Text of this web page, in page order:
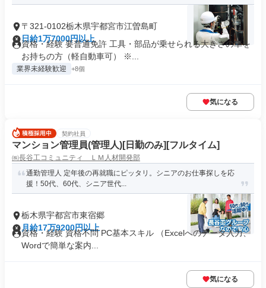
〒321-0102栃木県宇都宮市江曽島町
日給1万7000円以上
資格・経験 要普通免許 工具・部品が乗せられる大きさの車を
お持ちの方（軽自動車可） ※...
業界未経験歓迎 +8個
気になる
契約社員
マンション管理員(管理人)[日勤のみ][フルタイム]
㈱長谷工コミュニティ ＬＭ人材開発部
通勤管理人 定年後の再就職にピッタリ。シニアのお仕事探しを応
援！50代、60代、シニア世代...
栃木県宇都宮市東宿郷
月給17万9200円以上
資格・経験 資格不問 PC基本スキル （Excelへのデータ入力、
Wordで簡単な案内...
気になる